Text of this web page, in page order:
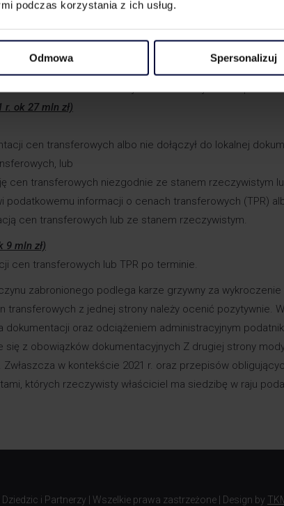
podczas korzystania z ich usług.
Odmowa Spersonalizuj
zebrania odpowiednich danych / materiałów. Zmianie
na żądanie organów podatkowych. Termin
od podatnika sporządzenia dokumentacji cen
w ciągu 30 dni. Organ podatkowy będzie przy tym
wartości transakcji kontrolowanej lub
ok 27 mln zł)
cen transferowych albo nie dołączył do lokalnej
lub
cen transferowych niezgodnie ze stanem rzeczywistym
podatkowemu informacji o cenach transferowych (TPR)
cen transferowych lub ze stanem rzeczywistym.
9 mln zł)
cen transferowych lub TPR po terminie.
zabronionego podlega karze grzywny za
transferowych z jednej strony należy ocenić pozytywnie.
oraz odciążeniem administracyjnym
się z obowiązków dokumentacyjnych Z drugiej strony
w kontekście 2021 r. oraz przepisów
których rzeczywisty właściciel ma siedzibę w raju
i Partnerzy | Wszelkie prawa zastrzeżone | Design by